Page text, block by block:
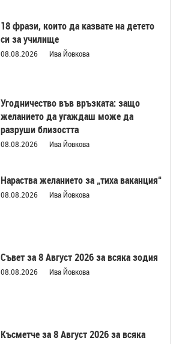
18 фрази, които да казвате на детето
си за училище
08.08.2026 Ива Йовкова
Угодничество във връзката: защо
желанието да угаждаш може да
разруши близостта
08.08.2026 Ива Йовкова
Нараства желанието за „тиха ваканция“
08.08.2026 Ива Йовкова
Съвет за 8 Август 2026 за всяка зодия
08.08.2026 Ива Йовкова
Късметче за 8 Август 2026 за всяка